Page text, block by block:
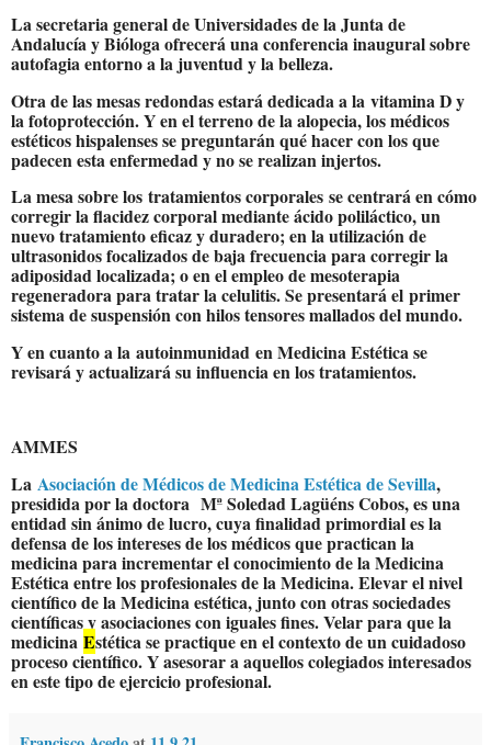
La secretaria general de Universidades de la Junta de
Andalucía y Bióloga ofrecerá una conferencia inaugural sobre
autofagia entorno a la juventud y la belleza.
Otra de las mesas redondas estará dedicada a la vitamina D y
la fotoprotección. Y en el terreno de la alopecia, los médicos
estéticos hispalenses se preguntarán qué hacer con los que
padecen esta enfermedad y no se realizan injertos.
La mesa sobre los tratamientos corporales se centrará en cómo
corregir la flacidez corporal mediante ácido poliláctico, un
nuevo tratamiento eficaz y duradero; en la utilización de
ultrasonidos focalizados de baja frecuencia para corregir la
adiposidad localizada; o en el empleo de mesoterapia
regeneradora para tratar la celulitis. Se presentará el primer
sistema de suspensión con hilos tensores mallados del mundo.
Y en cuanto a la autoinmunidad en Medicina Estética se
revisará y actualizará su influencia en los tratamientos.
AMMES
La Asociación de Médicos de Medicina Estética de Sevilla,
presidida por la doctora Mª Soledad Lagüéns Cobos, es una
entidad sin ánimo de lucro, cuya finalidad primordial es la
defensa de los intereses de los médicos que practican la
medicina para incrementar el conocimiento de la Medicina
Estética entre los profesionales de la Medicina. Elevar el nivel
científico de la Medicina estética, junto con otras sociedades
científicas y asociaciones con iguales fines. Velar para que la
medicina Estética se practique en el contexto de un cuidadoso
proceso científico. Y asesorar a aquellos colegiados interesados
en este tipo de ejercicio profesional.